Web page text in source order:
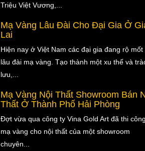
Triệu Việt Vương,...
Mạ Vàng Lâu Đài Cho Đại Gia Ở
Lai
Hiện nay ở Việt Nam các đại gia đang rộ mốt
lâu đài mạ vàng. Tạo thành một xu thế và
lưu,...
Mạ Vàng Nội Thất Showroom Bán
Thất Ở Thành Phố Hải Phòng
Đợt vừa qua công ty Vina Gold Art đã thi công
mạ vàng cho nội thất của một showroom
chuyên...